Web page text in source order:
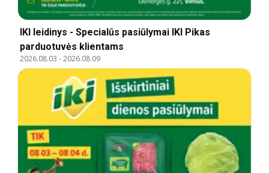
IKI leidinys - Specialūs pasiūlymai IKI Pikas
parduotuvės klientams
2026.08.03 -2026.08.09